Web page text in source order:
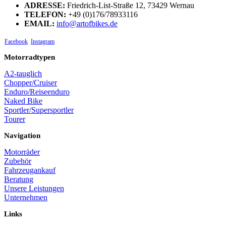
ADRESSE: Friedrich-List-Straße 12, 73429 Wernau
TELEFON: +49 (0)176/78933116
EMAIL: info@artofbikes.de
Facebook Instagram
Motorradtypen
A2-tauglich
Chopper/Cruiser
Enduro/Reiseenduro
Naked Bike
Sportler/Supersportler
Tourer
Navigation
Motorräder
Zubehör
Fahrzeugankauf
Beratung
Unsere Leistungen
Unternehmen
Links